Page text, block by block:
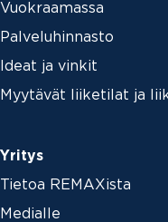
Vuokraamassa
Palveluhinnasto
Ideat ja vinkit
Myytävät liiketilat ja
Yritys
Tietoa REMAXista
Medialle